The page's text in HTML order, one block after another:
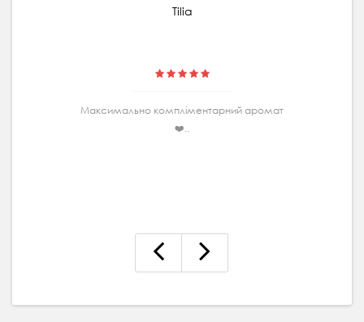
Tilia
Максимально комплiментарний аромат
❤️..